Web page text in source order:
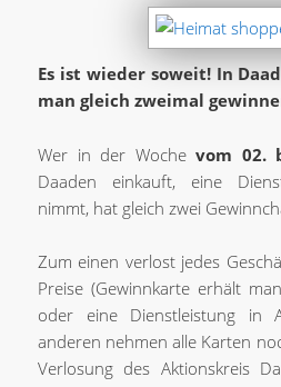
Es ist wieder soweit! In
man gleich zweimal
Wer in der Wochevom 02.
Daaden einkauft, eine
nimmt, hat gleich zwei
Zum einen verlost jedes
Preise (Gewinnkarte erhält
oder eine Dienstleistung in
anderen nehmen alle Karten
Verlosung des Aktionskreis